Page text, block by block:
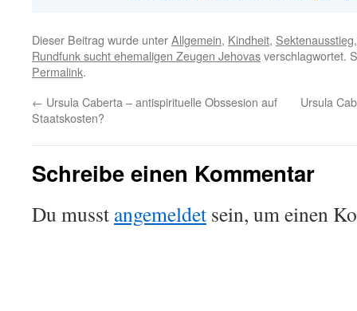
Dieser Beitrag wurde unterAllgemein, Kindheit, Sektenausstieg
Rundfunk sucht ehemaligen Zeugen Jehovasverschlagwortet.
Permalink.
← Ursula Caberta – antispirituelle Obssesion auf
Staatskosten?
Ursula
Schreibe einen Kommentar
Du musst angemeldet sein, um einen